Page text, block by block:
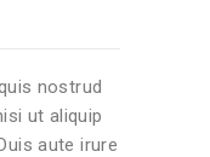
nostrud
ut aliquip
aute irure